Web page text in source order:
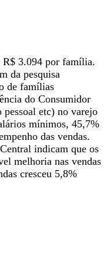
R$ 3.094 por família.
da pesquisa
de famílias
do Consumidor
pessoal etc) no varejo
mínimos, 45,7%
das vendas.
indicam que os
melhoria nas vendas
cresceu 5,8%